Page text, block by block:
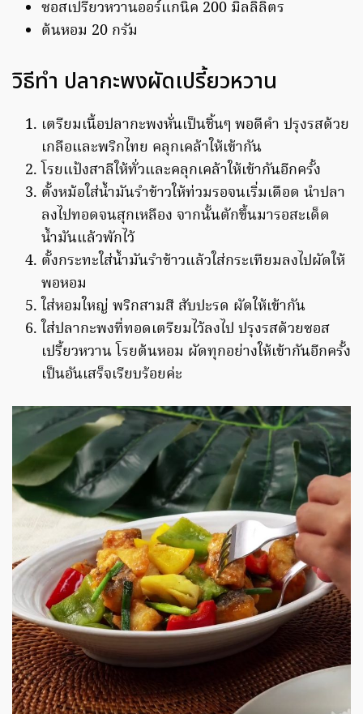
ซอสเปรี้ยวหวานออร์แกนิค 200 มิลลิลิตร
ต้นหอม 20 กรัม
วิธีทำ ปลากะพงผัดเปรี้ยวหวาน
เตรียมเนื้อปลากะพงหั่นเป็นชิ้นๆ พอดีคำ ปรุงรสด้วย
เกลือและพริกไทย คลุกเคล้าให้เข้ากัน
โรยแป้งสาลีให้ทั่วและคลุกเคล้าให้เข้ากันอีกครั้ง
ตั้งหม้อใส่น้ำมันรำข้าวให้ท่วมรอจนเริ่มเดือด นำปลา
ลงไปทอดจนสุกเหลือง จากนั้นตักขึ้นมารอสะเด็ด
น้ำมันแล้วพักไว้
ตั้งกระทะใส่น้ำมันรำข้าวแล้วใส่กระเทียมลงไปผัดให้
พอหอม
ใส่หอมใหญ่ พริกสามสี สับปะรด ผัดให้เข้ากัน
ใส่ปลากะพงที่ทอดเตรียมไว้ลงไป ปรุงรสด้วยซอส
เปรี้ยวหวาน โรยต้นหอม ผัดทุกอย่างให้เข้ากันอีกครั้ง
เป็นอันเสร็จเรียบร้อยค่ะ